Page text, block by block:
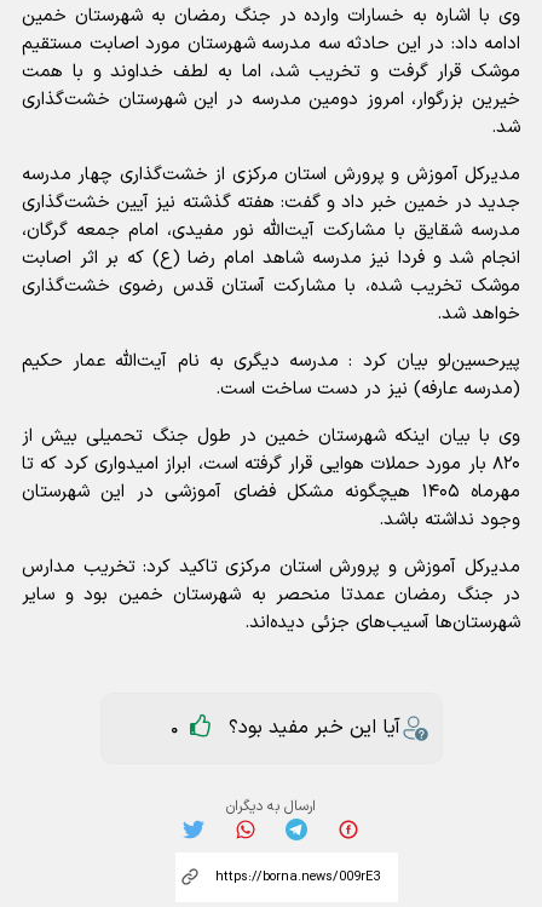
وی با اشاره به خسارات وارده در جنگ رمضان به شهرستان خمین
ادامه داد: در این حادثه سه مدرسه شهرستان مورد اصابت مستقیم
موشک قرار گرفت و تخریب شد، اما به لطف خداوند و با همت
خیرین بزرگوار، امروز دومین مدرسه در این شهرستان خشت‌گذاری
شد.
مدیرکل آموزش و پرورش استان مرکزی از خشت‌گذاری چهار مدرسه
جدید در خمین خبر داد و گفت: هفته گذشته نیز آیین خشت‌گذاری
مدرسه شقایق با مشارکت آیت‌الله نور مفیدی، امام جمعه گرگان،
انجام شد و فردا نیز مدرسه شاهد امام رضا (ع) که بر اثر اصابت
موشک تخریب شده، با مشارکت آستان قدس رضوی خشت‌گذاری
خواهد شد.
پیرحسین‌لو بیان کرد : مدرسه دیگری به نام آیت‌الله عمار حکیم
(مدرسه عارفه) نیز در دست ساخت است.
وی با بیان اینکه شهرستان خمین در طول جنگ تحمیلی بیش از
۸۲۰ بار مورد حملات هوایی قرار گرفته است، ابراز امیدواری کرد که تا
مهرماه ۱۴۰۵ هیچگونه مشکل فضای آموزشی در این شهرستان
وجود نداشته باشد.
مدیرکل آموزش و پرورش استان مرکزی تاکید کرد: تخریب مدارس
در جنگ رمضان عمدتا منحصر به شهرستان خمین بود و سایر
شهرستان‌ها آسیب‌های جزئی دیده‌اند.
آیا این خبر مفید بود؟ 0
ارسال به دیگران